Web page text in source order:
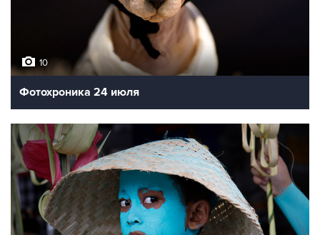
10
Фотохроника 24 июля